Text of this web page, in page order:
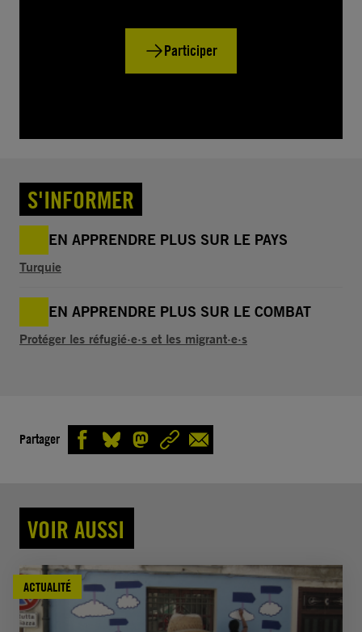
Participer
S'INFORMER
EN APPRENDRE PLUS SUR LE PAYS
Turquie
EN APPRENDRE PLUS SUR LE COMBAT
Protéger les réfugié·e·s et les migrant·e·s
Partager
VOIR AUSSI
ACTUALITÉ